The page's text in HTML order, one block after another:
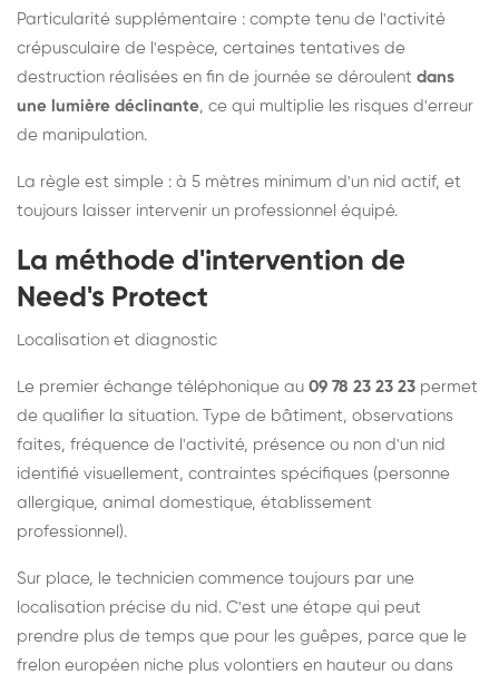
Particularité supplémentaire : compte tenu de l'activité
crépusculaire de l'espèce, certaines tentatives de
destruction réalisées en fin de journée se déroulent dans
une lumière déclinante, ce qui multiplie les risques d'erreur
de manipulation.
La règle est simple : à 5 mètres minimum d'un nid actif, et
toujours laisser intervenir un professionnel équipé.
La méthode d'intervention de
Need's Protect
Localisation et diagnostic
Le premier échange téléphonique au 09 78 23 23 23 permet
de qualifier la situation. Type de bâtiment, observations
faites, fréquence de l'activité, présence ou non d'un nid
identifié visuellement, contraintes spécifiques (personne
allergique, animal domestique, établissement
professionnel).
Sur place, le technicien commence toujours par une
localisation précise du nid. C'est une étape qui peut
prendre plus de temps que pour les guêpes, parce que le
frelon européen niche plus volontiers en hauteur ou dans